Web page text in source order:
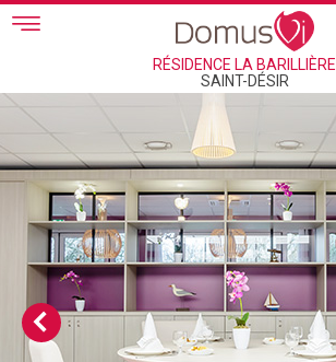
Skip to main content
RÉSIDENCE LA BARILLIÈRE
SAINT-DÉSIR